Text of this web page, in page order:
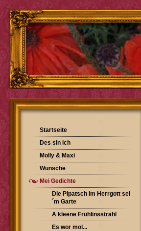
Startseite
Des sin ich
Molly & Maxi
Wünsche
Mei Gedichte
Die Pipatsch im Herrgott sei
´m Garte
A kleene Frühlinsstrahl
Es wor mol...